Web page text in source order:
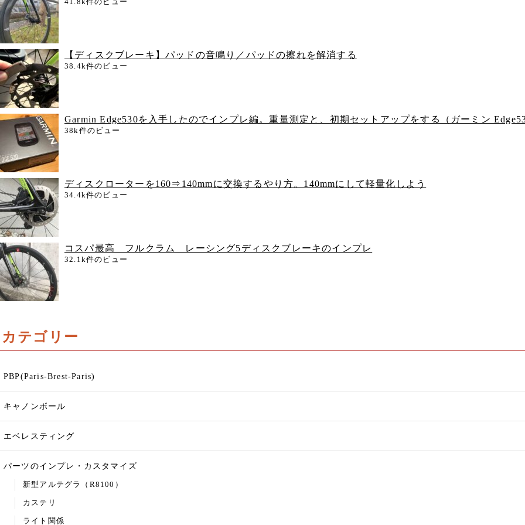
41.8k件のビュー
【ディスクブレーキ】パッドの音鳴り／パッドの擦れを解消する
38.4k件のビュー
Garmin Edge530を入手したのでインプレ編。重量測定と、初期セットアップをする（ガーミン
38k件のビュー
ディスクローターを160⇒140mmに交換するやり方。140mmにして軽量化しよう
34.4k件のビュー
コスパ最高 フルクラム レーシング5ディスクブレーキのインプレ
32.1k件のビュー
カテゴリー
PBP(Paris-Brest-Paris)
キャノンボール
エベレスティング
パーツのインプレ・カスタマイズ
新型アルテグラ（R8100）
カステリ
ライト関係